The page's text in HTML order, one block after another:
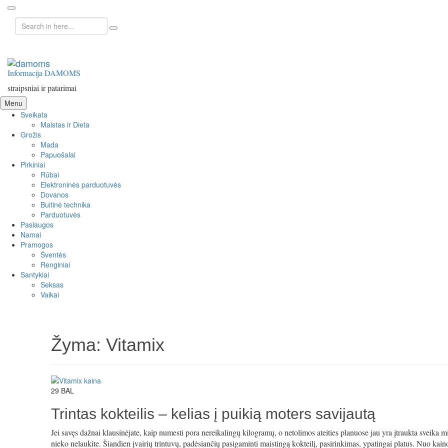
Search
for:
Informacija DAMOMS
straipsniai ir patarimai
Menu Skip
to
content
Sveikata
Maistas ir Dieta
Grožis
Mada
Papuošalai
Pirkiniai
Rūbai
Elektroninės parduotuvės
Dovanos
Buitinė technika
Parduotuvės
Paslaugos
Namai
Pramogos
Šventės
Renginiai
Santykiai
Seksas
Vaikai
Žyma: Vitamix
29 BAL
Trintas kokteilis – kelias į puikią moters savijautą
Jei savęs dažnai klausinėjate, kaip numesti pora nereikalingų kilogramų, o netolimos ateities planuose jau yra įtraukta sveika
nieko nelaukite. Šiandien įvairių trintuvų, padėsiančių pasigaminti maistingą kokteilį, pasirinkimas, ypatingai platus. Nuo